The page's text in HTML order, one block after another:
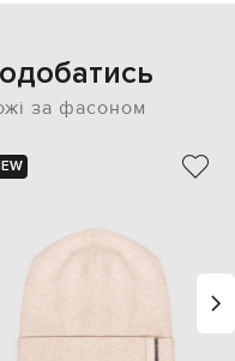
за фасоном